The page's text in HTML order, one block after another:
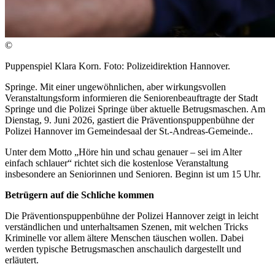
©
Puppenspiel Klara Korn. Foto: Polizeidirektion Hannover.
Springe. Mit einer ungewöhnlichen, aber wirkungsvollen
Veranstaltungsform informieren die Seniorenbeauftragte der Stadt
Springe und die Polizei Springe über aktuelle Betrugsmaschen. Am
Dienstag, 9. Juni 2026, gastiert die Präventionspuppenbühne der
Polizei Hannover im Gemeindesaal der St.-Andreas-Gemeinde..
Unter dem Motto „Höre hin und schau genauer – sei im Alter
einfach schlauer“ richtet sich die kostenlose Veranstaltung
insbesondere an Seniorinnen und Senioren. Beginn ist um 15 Uhr.
Betrügern auf die Schliche kommen
Die Präventionspuppenbühne der Polizei Hannover zeigt in leicht
verständlichen und unterhaltsamen Szenen, mit welchen Tricks
Kriminelle vor allem ältere Menschen täuschen wollen. Dabei
werden typische Betrugsmaschen anschaulich dargestellt und
erläutert.